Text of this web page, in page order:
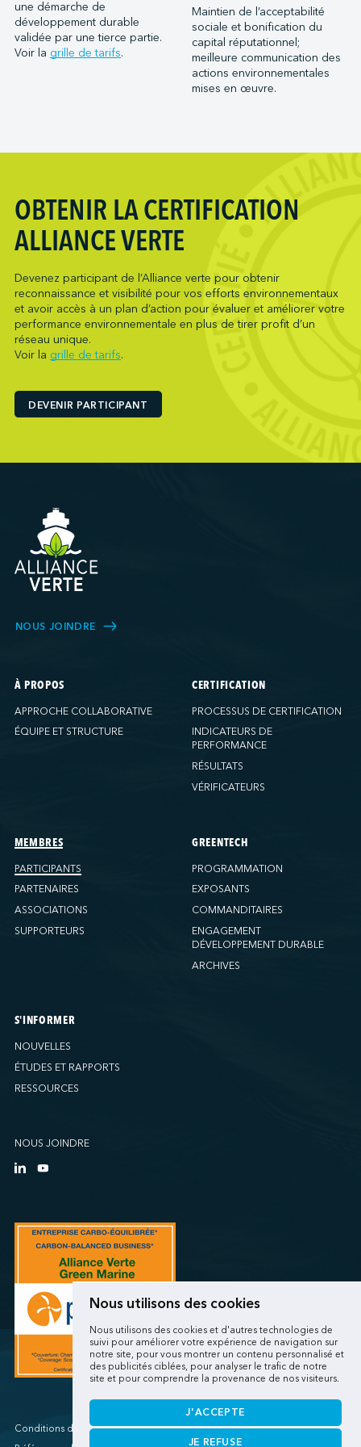
Nous utilisons des cookies
Nous utilisons des cookies et d'autres technologies de
suivi pour améliorer votre expérience de navigation sur
notre site, pour vous montrer un contenu personnalisé et
des publicités ciblées, pour analyser le trafic de notre
site et pour comprendre la provenance de nos visiteurs.
J'ACCEPTE
JE REFUSE
Ports of Indiana-Burns Harbor
Ports of Indiana-Jeffersonville
Ports of Indiana-Mount Vernon
Société du parc industriel et portuaire de Bécancour
Metro Ports - Houston
Metro Ports - Long Beach
Metro Ports - Morehead City
Oceanex
Owen Sound Transportation Company
Pasha Group (Wilmington)
Pembina Infrastructure and Logistics LP
Picton Terminals
PNCT
Ports America (Baton Rouge)
Ports America (Bayport)
Ports America (Charleston)
Ports America (Freeport)
Ports America (Galveston)
Ports America (Gulfport)
Ports America (Hueneme)
Ports America (IAP)
Ports America (Miami)
Ports America (NATSS)
Ports America (New Orleans)
Ports America (WBCT)
Ports America (Wilmington)
PSA Halifax
PSA Halifax (Fairview Cove)
QSL America
Société Terminaux Montréal Gateway
Sollio Agriculture (Hamilton)
Sollio Agriculture (Montréal)
Sollio Agriculture (Québec)
SSA Marine (Stockton)
SSA Marine (Vancouver Cruise)
SSA Marine (West Sacramento)
SSA Marine (West Sitcum Matson)
SSA Marine Canada (Lynnterm)
SSA Marine Canada (Squamish Terminals)
SSA Marine Canada (Victoria Cruise)
SSA Marine Mexico (Lazaro Cardenas)
SSA Marine Mexico (Manzanillo TEC)
SSA Marine Mexico (Veracruz)
une démarche de
développement durable
validée par une tierce partie.
Voir la grille de tarifs.
Maintien de l’acceptabilité
sociale et bonification du
capital réputationnel;
meilleure communication des
actions environnementales
mises en œuvre.
OBTENIR LA CERTIFICATION
ALLIANCE VERTE
Devenez participant de l’Alliance verte pour obtenir
reconnaissance et visibilité pour vos efforts environnementaux
et avoir accès à un plan d’action pour évaluer et améliorer votre
performance environnementale en plus de tirer profit d’un
réseau unique.
Voir la grille de tarifs.
DEVENIR PARTICIPANT
NOUS JOINDRE
À PROPOS
APPROCHE COLLABORATIVE
ÉQUIPE ET STRUCTURE
CERTIFICATION
PROCESSUS DE CERTIFICATION
INDICATEURS DE
PERFORMANCE
RÉSULTATS
VÉRIFICATEURS
MEMBRES
PARTICIPANTS
PARTENAIRES
ASSOCIATIONS
SUPPORTEURS
GREENTECH
PROGRAMMATION
EXPOSANTS
COMMANDITAIRES
ENGAGEMENT
DÉVELOPPEMENT DURABLE
ARCHIVES
S'INFORMER
NOUVELLES
ÉTUDES ET RAPPORTS
RESSOURCES
NOUS JOINDRE
Conditions d'utilisations/Renseignements personnels